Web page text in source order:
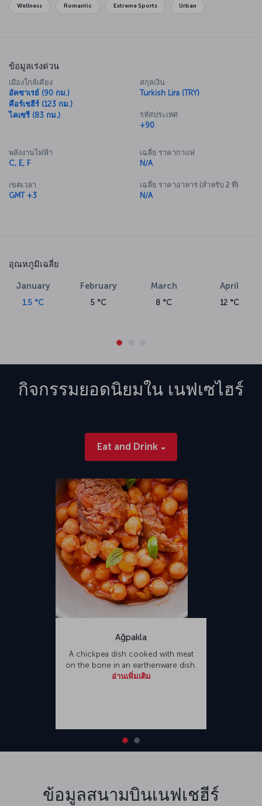
Wellness Romantic Extreme Sports Urban
ข้อมูลเร่งด่วน
เมืองใกล้เคียง
อัคซาเรย์ (90 กม.)
คือร์เชฮีร์ (123 กม.)
ไคเซรี (83 กม.)
สกุลเงิน
Turkish Lira (TRY)
รหัสประเทศ
+90
พลังงานไฟฟ้า
C, E, F
เขตเวลา
GMT +3
เฉลี่ย ราคากาแฟ
N/A
เฉลี่ย ราคาอาหาร (สำหรับ 2 ที่)
N/A
อุณหภูมิเฉลี่ย
January
1.5 °C
February
5 °C
March
8 °C
April
12 °C
กิจกรรมยอดนิยมใน เนฟเซไฮร์
Eat and Drink
Ağpakla
A chickpea dish cooked with meat
on the bone in an earthenware dish.
อ่านเพิ่มเติม
ข้อมูลสนามบินเนฟเชฮีร์